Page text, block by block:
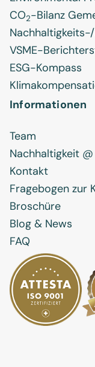
CO2-Bilanz
VSME-
ESG-Kompass
Informationen
Team
Nachhaltigkeit
Kontakt
Fragebogen zur
Broschüre
Blog & News
FAQ